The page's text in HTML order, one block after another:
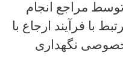
مراجع انجام
با فرآیند ارجاع با
نگهداری